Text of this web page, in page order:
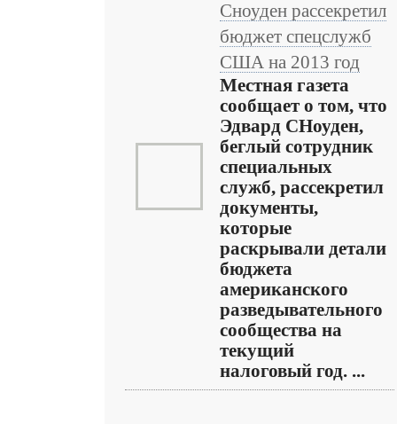
Сноуден рассекретил
бюджет спецслужб
США на 2013 год
Местная газета
сообщает о том, что
Эдвард СНоуден,
беглый сотрудник
специальных
служб, рассекретил
документы,
которые
раскрывали детали
бюджета
американского
разведывательного
сообщества на
текущий
налоговый год. ...